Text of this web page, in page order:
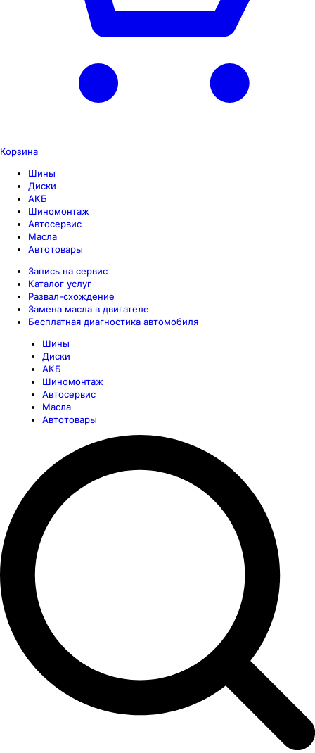
Корзина
Шины
Диски
АКБ
Шиномонтаж
Автосервис
Масла
Автотовары
Запись на сервис
Каталог услуг
Развал-схождение
Замена масла в двигателе
Бесплатная диагностика автомобиля
Шины
Диски
АКБ
Шиномонтаж
Автосервис
Масла
Автотовары